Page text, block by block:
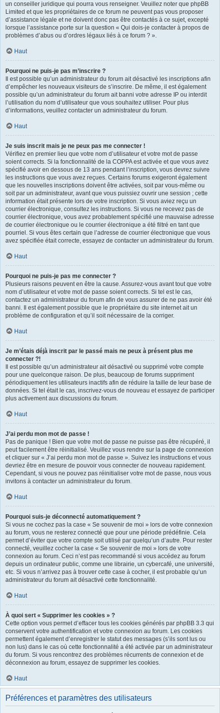
un conseiller juridique qui pourra vous renseigner. Veuillez noter que phpBB
Limited et que les propriétaires de ce forum ne peuvent pas vous proposer
d’assistance légale et ne doivent donc pas être contactés à ce sujet, excepté
lorsque l’assistance porte sur la question « Qui dois-je contacter à propos de
problèmes d’abus ou d’ordres légaux liés à ce forum ? ».
Haut
Pourquoi ne puis-je pas m’inscrire ?
Il est possible qu’un administrateur du forum ait désactivé les inscriptions afin
d’empêcher les nouveaux visiteurs de s’inscrire. De même, il est également
possible qu’un administrateur du forum ait banni votre adresse IP ou interdit
l’utilisation du nom d’utilisateur que vous souhaitez utiliser. Pour plus
d’informations, veuillez contacter un administrateur du forum.
Haut
Je suis inscrit mais je ne peux pas me connecter !
Vérifiez en premier lieu que votre nom d’utilisateur et votre mot de passe
soient corrects. Si la fonctionnalité de la COPPA est activée et que vous avez
spécifié avoir en dessous de 13 ans pendant l’inscription, vous devrez suivre
les instructions que vous avez reçues. Certains forums exigeront également
que les nouvelles inscriptions doivent être activées, soit par vous-même ou
soit par un administrateur, avant que vous puissiez ouvrir une session ; cette
information était présente lors de votre inscription. Si vous aviez reçu un
courrier électronique, consultez les instructions. Si vous ne recevez pas de
courrier électronique, vous avez probablement spécifié une mauvaise adresse
de courrier électronique ou le courrier électronique a été filtré en tant que
pourriel. Si vous êtes certain que l’adresse de courrier électronique que vous
avez spécifiée était correcte, essayez de contacter un administrateur du forum.
Haut
Pourquoi ne puis-je pas me connecter ?
Plusieurs raisons peuvent en être la cause. Assurez-vous avant tout que votre
nom d’utilisateur et votre mot de passe soient corrects. Si tel est le cas,
contactez un administrateur du forum afin de vous assurer de ne pas avoir été
banni. Il est également possible que le propriétaire du site internet ait un
problème de configuration et qu’il soit nécessaire de la corriger.
Haut
Je m’étais déjà inscrit par le passé mais ne peux à présent plus me
connecter ?!
Il est possible qu’un administrateur ait désactivé ou supprimé votre compte
pour une quelconque raison. De plus, beaucoup de forums suppriment
périodiquement les utilisateurs inactifs afin de réduire la taille de leur base de
données. Si tel était le cas, inscrivez-vous de nouveau et essayez de participer
plus activement aux discussions du forum.
Haut
J’ai perdu mon mot de passe !
Pas de panique ! Bien que votre mot de passe ne puisse pas être récupéré, il
peut facilement être réinitialisé. Veuillez vous rendre sur la page de connexion
et cliquer sur « J’ai perdu mon mot de passe ». Suivez les instructions et vous
devriez être en mesure de pouvoir vous connecter de nouveau rapidement.
Cependant, si vous ne pouvez pas réinitialiser votre mot de passe, nous vous
invitons à contacter un administrateur du forum.
Haut
Pourquoi suis-je déconnecté automatiquement ?
Si vous ne cochez pas la case « Se souvenir de moi » lors de votre connexion
au forum, vous ne resterez connecté que pour une période prédéfinie. Cela
permet d’éviter que votre compte soit utilisé par quelqu’un d’autre. Pour rester
connecté, veuillez cocher la case « Se souvenir de moi » lors de votre
connexion au forum. Ceci n’est pas recommandé si vous accédez au forum
depuis un ordinateur public, comme une librairie, un cybercafé, une université,
etc. Si vous n’arrivez pas à trouver cette case à cocher, il est probable qu’un
administrateur du forum ait désactivé cette fonctionnalité.
Haut
À quoi sert « Supprimer les cookies » ?
Cette option vous permet d’effacer tous les cookies générés par phpBB 3.3 qui
conservent votre authentification et votre connexion au forum. Les cookies
permettent également d’enregistrer le statut des messages (s’ils sont lus ou
non lus) dans le cas où cette fonctionnalité a été activée par un administrateur
du forum. Si vous rencontrez des problèmes récurrents de connexion et de
déconnexion au forum, essayez de supprimer les cookies.
Haut
Préférences et paramètres des utilisateurs